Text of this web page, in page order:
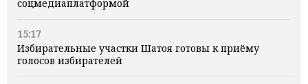
соцмедиаплатформой
15:17
Избирательные участки Шатоя готовы к приёму
голосов избирателей